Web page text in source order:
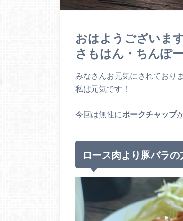
おはようございま
さもはん・ちんぽ
みなさんお元気にされており
私は元気です！
今回は無性にポークチャップ
ロース肉より豚バラ